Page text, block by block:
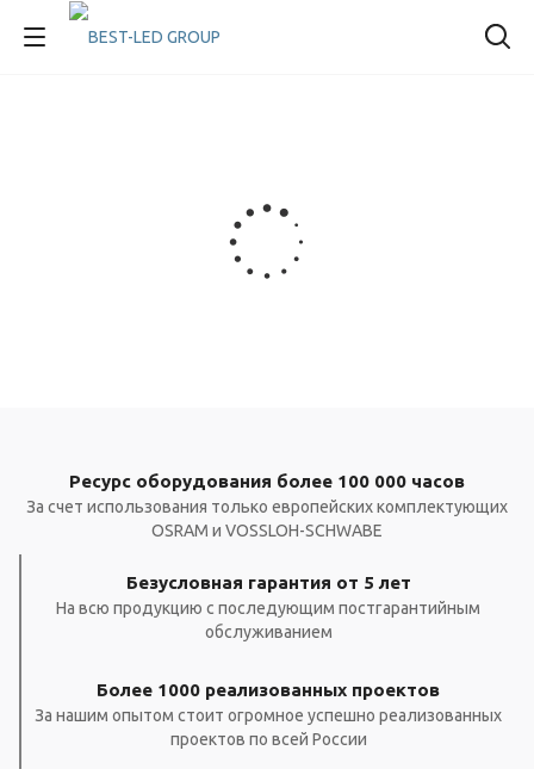
Ресурс оборудования более 100 000 часов
За счет использования только европейских комплектующих
OSRAM и VOSSLOH-SCHWABE
Безусловная гарантия от 5 лет
На всю продукцию с последующим постгарантийным
обслуживанием
Более 1000 реализованных проектов
За нашим опытом стоит огромное успешно реализованных
проектов по всей России